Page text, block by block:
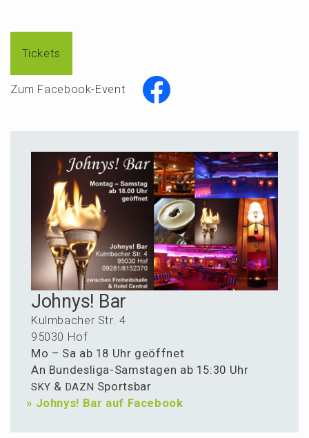
Tickets
Zum Facebook-Event
Johnys! Bar
Kulmba­cher Str. 4
95030 Hof
Mo – Sa ab 18 Uhr geöffnet
An Bundes­li­ga-Samsta­gen ab 15:30 Uhr
SKY & DAZN Sportsbar
» Johnys! Bar auf Facebook